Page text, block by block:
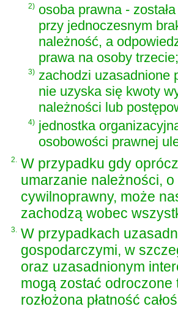
2) osoba prawna -
przy jednoczesnym
należność, a
prawa na osoby trzecie;
3) zachodzi uzasadnione
nie uzyska się kwoty
należności lub
4) jednostka
osobowości prawnej
2. W przypadku gdy
umarzanie należności,
cywilnoprawny, może
zachodzą wobec
3. W przypadkach
gospodarczymi, w
oraz uzasadnionym
mogą zostać odroczone
rozłożona płatność